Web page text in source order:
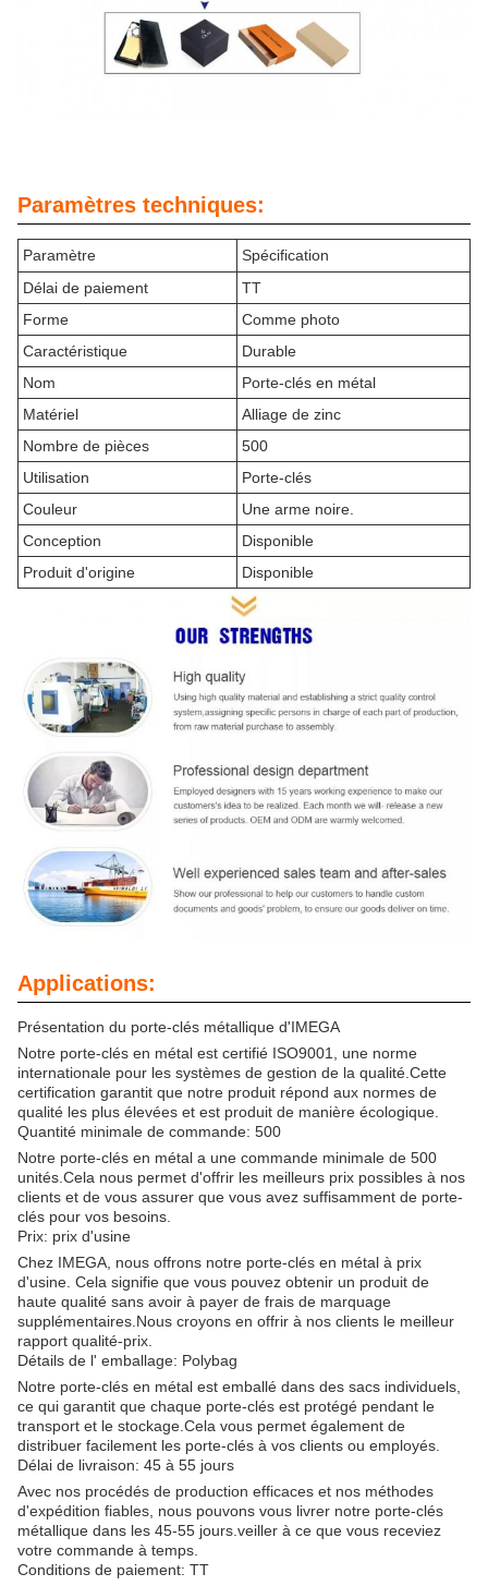
Paramètres techniques:
Paramètre
Spécification
Délai de paiement
TT
Forme
Comme photo
Caractéristique
Durable
Nom
Porte-clés en métal
Matériel
Alliage de zinc
Nombre de pièces
500
Utilisation
Porte-clés
Couleur
Une arme noire.
Conception
Disponible
Produit d'origine
Disponible
Applications:
Présentation du porte-clés métallique d'IMEGA
Notre porte-clés en métal est certifié ISO9001, une norme
internationale pour les systèmes de gestion de la qualité.Cette
certification garantit que notre produit répond aux normes de
qualité les plus élevées et est produit de manière écologique.
Quantité minimale de commande: 500
Notre porte-clés en métal a une commande minimale de 500
unités.Cela nous permet d'offrir les meilleurs prix possibles à nos
clients et de vous assurer que vous avez suffisamment de porte-
clés pour vos besoins.
Prix: prix d'usine
Chez IMEGA, nous offrons notre porte-clés en métal à prix
d'usine. Cela signifie que vous pouvez obtenir un produit de
haute qualité sans avoir à payer de frais de marquage
supplémentaires.Nous croyons en offrir à nos clients le meilleur
rapport qualité-prix.
Détails de l' emballage: Polybag
Notre porte-clés en métal est emballé dans des sacs individuels,
ce qui garantit que chaque porte-clés est protégé pendant le
transport et le stockage.Cela vous permet également de
distribuer facilement les porte-clés à vos clients ou employés.
Délai de livraison: 45 à 55 jours
Avec nos procédés de production efficaces et nos méthodes
d'expédition fiables, nous pouvons vous livrer notre porte-clés
métallique dans les 45-55 jours.veiller à ce que vous receviez
votre commande à temps.
Conditions de paiement: TT